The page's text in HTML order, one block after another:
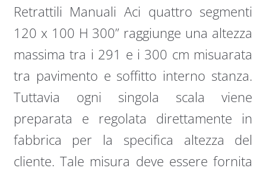
Retrattili Manuali Aci quattro segmenti
120 x 100 H 300” raggiunge una altezza
massima tra i 291 e i 300 cm misuarata
tra pavimento e soffitto interno stanza.
Tuttavia ogni singola scala viene
preparata e regolata direttamente in
fabbrica per la specifica altezza del
cliente. Tale misura deve essere fornita